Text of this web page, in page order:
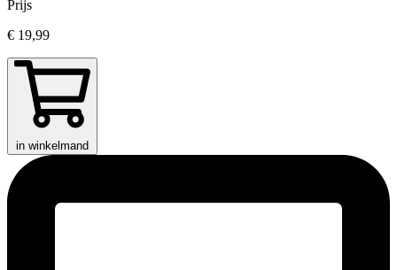
Prijs
€ 19,99
in winkelmand